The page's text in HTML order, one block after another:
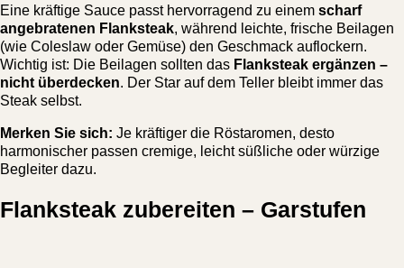
Eine kräftige Sauce passt hervorragend zu einem scharf
angebratenen Flanksteak, während leichte, frische Beilagen
(wie Coleslaw oder Gemüse) den Geschmack auflockern.
Wichtig ist: Die Beilagen sollten das Flanksteak ergänzen –
nicht überdecken. Der Star auf dem Teller bleibt immer das
Steak selbst.
Merken Sie sich: Je kräftiger die Röstaromen, desto
harmonischer passen cremige, leicht süßliche oder würzige
Begleiter dazu.
Flanksteak zubereiten – Garstufen